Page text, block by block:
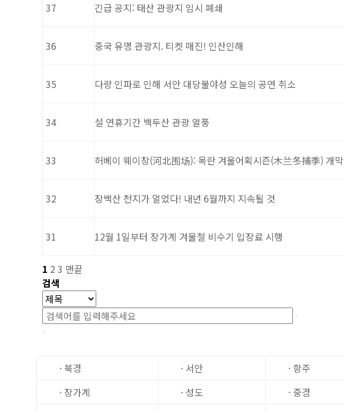
37 긴급 공지: 태산 관광지 임시 폐쇄
36 중국 유명 관광지. 티켓 매진! 인산인해
35 다량 인파로 인해 서안 대당불야성 오늘의 공연 취소
34 설 연휴기간 백두산 관광 열풍
33 허베이 웨이창(河北围场): 목란 겨울어획시즌(木兰冬捕季) 개막
32 장백산 천지가 얼었다! 내년 6월까지 지속될 것
31 12월 1일부터 장가계 겨울철 비수기 입장료 시행
1 2 3 맨끝
검색
· 북경 · 서안 · 항주
· 장가계
· 성도 · 중경